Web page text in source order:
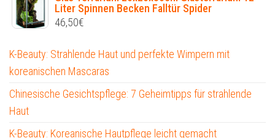
Liter Spinnen Becken Falltür Spider
46,50€
K-Beauty: Strahlende Haut und perfekte Wimpern mit
koreanischen Mascaras
Chinesische Gesichtspflege: 7 Geheimtipps für strahlende
Haut
K-Beauty: Koreanische Hautpflege leicht gemacht